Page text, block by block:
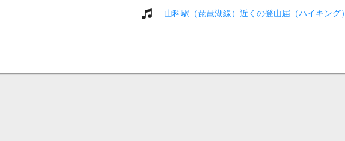
山科駅（琵琶湖線）近くの登山届（ハイキング）